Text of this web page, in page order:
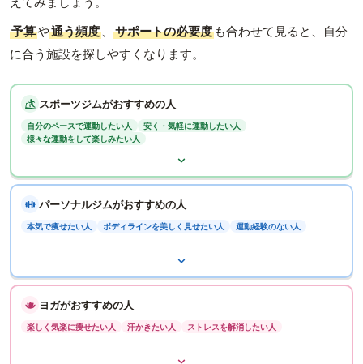
予算や通う頻度 、 サポートの必要度 も合わせて見ると、自分
に合う施設を探しやすくなります。
スポーツジムがおすすめの人
自分のペースで運動したい人
安く・気軽に運動したい人
様々な運動をして楽しみたい人
パーソナルジムがおすすめの人
本気で痩せたい人 ボディラインを美しく見せたい人 運動経験のない人
ヨガがおすすめの人
楽しく気楽に痩せたい人 汗かきたい人 ストレスを解消したい人